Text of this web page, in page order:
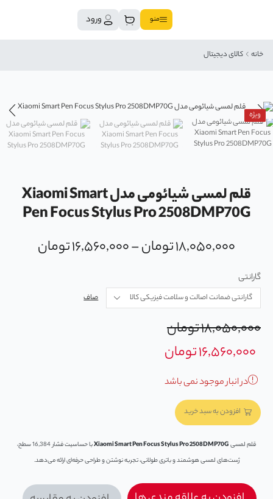
منو ورود
خانه کالای دیجیتال
ویژه
قلم لمسی شیائومی مدل Xiaomi Smart
Pen Focus Stylus Pro 2508DMP70G
۱۸,۰۵۰,۰۰۰تومان–۱۶,۵۶۰,۰۰۰تومان
گارانتی
صاف
۱۸,۰۵۰,۰۰۰تومان
۱۶,۵۶۰,۰۰۰تومان
در انبار موجود نمی باشد
افزودن به سبد خرید
قلم لمسی Xiaomi Smart Pen Focus Stylus Pro 2508DMP70G
با حساسیت فشار 16,384 سطح،
ژست‌های لمسی هوشمند و باتری طولانی، تجربه نوشتن و طراحی حرفه‌ای ارائه می‌دهد.